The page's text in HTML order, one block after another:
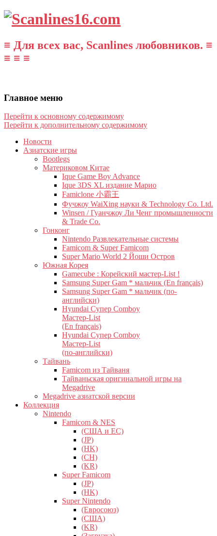
≡ Для всех вас, Scanlines любовников. ≡
≡ ≡ ≡
Главное меню
Перейти к основному содержимому
Перейти к дополнительному содержимому
Новости
Азиатские игры
Bootlegs
Материковом Китае
Ique Game Boy Advance
Ique 3DS XL издание Марио
Famiclone 小霸王
Фучжоу WaiXing науки & Technology Co. Ltd.
Winsen / Гуанчжоу Ли Ченг промышленности
& Trade Co.
Гонконг
Nintendo Развлекательные системы
Famicom & Super Famicom
Super Mario World 2 Йоши Остров
Южная Корея
Gamecube : Корейский мастер-List !
Samsung Super Gam * мальчик (En français)
Samsung Super Gam * мальчик (по-
английски)
Hyundai Супер Comboy
Мастер-List
(En français)
Hyundai Супер Comboy
Мастер-List
(по-английски)
Тайвань
Famicom из Тайваня
Тайваньская оригинальной игры на
Megadrive
Megadrive азиатской версии
Коллекция
Nintendo
Famicom & NES
(США и ЕС)
(JP)
(HK)
(CH)
(KR)
Super Famicom
(JP)
(HK)
Super Nintendo
(Евросоюз)
(США)
(KR)